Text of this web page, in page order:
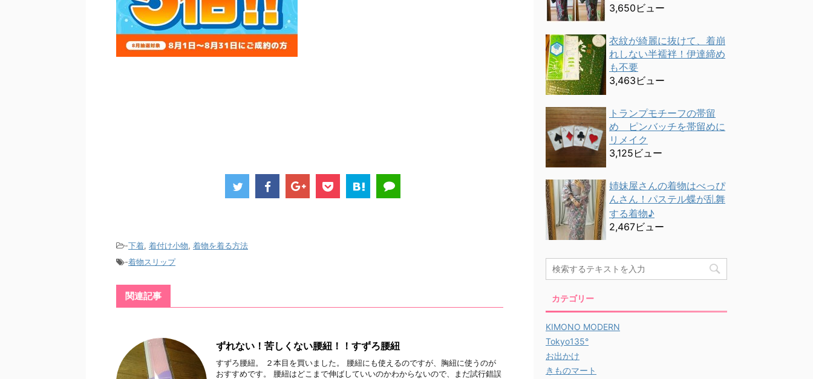
-下着, 着付け小物, 着物を着る方法
-着物スリップ
関連記事
ずれない！苦しくない腰紐！！すずろ腰紐
すずろ腰紐。 ２本目を買いました。 腰紐にも使えるのですが、胸紐に使うのが
おすすめです。 腰紐はどこまで伸ばしていいのかわからないので、まだ試行錯誤
3,650ビュー
衣紋が綺麗に抜けて、着崩
れしない半襦袢！伊達締め
も不要
3,463ビュー
トランプモチーフの帯留
め ピンバッチを帯留めに
リメイク
3,125ビュー
姉妹屋さんの着物はべっぴ
んさん！パステル蝶が乱舞
する着物♪
2,467ビュー
カテゴリー
KIMONO MODERN
Tokyo135°
お出かけ
きものマート